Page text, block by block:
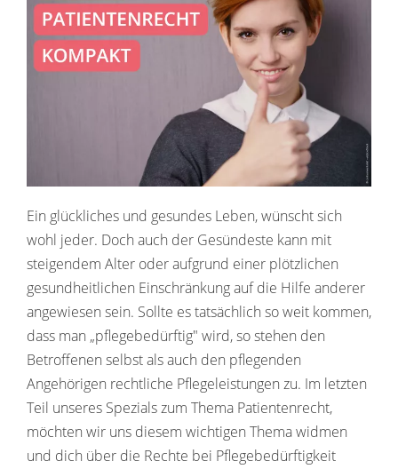
Ein glückliches und gesundes Leben, wünscht sich
wohl jeder. Doch auch der Gesündeste kann mit
steigendem Alter oder aufgrund einer plötzlichen
gesundheitlichen Einschränkung auf die Hilfe anderer
angewiesen sein. Sollte es tatsächlich so weit kommen,
dass man „pflegebedürftig" wird, so stehen den
Betroffenen selbst als auch den pflegenden
Angehörigen rechtliche Pflegeleistungen zu. Im letzten
Teil unseres Spezials zum Thema Patientenrecht,
möchten wir uns diesem wichtigen Thema widmen
und dich über die Rechte bei Pflegebedürftigkeit